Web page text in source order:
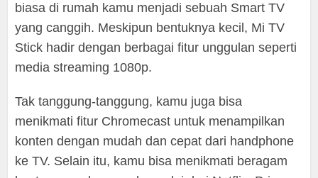
biasa di rumah kamu menjadi sebuah Smart TV
yang canggih. Meskipun bentuknya kecil, Mi TV
Stick hadir dengan berbagai fitur unggulan seperti
media streaming 1080p.
Tak tanggung-tanggung, kamu juga bisa
menikmati fitur Chromecast untuk menampilkan
konten dengan mudah dan cepat dari handphone
ke TV. Selain itu, kamu bisa menikmati beragam